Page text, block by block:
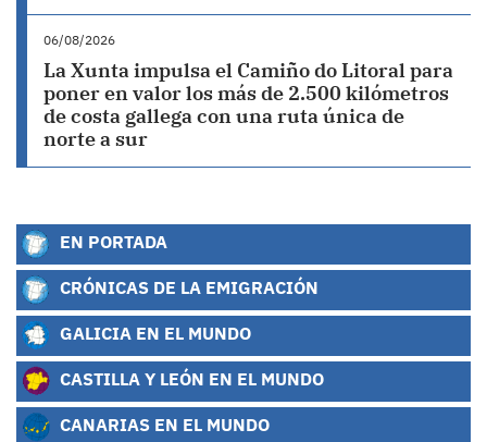
06/08/2026
La Xunta impulsa el Camiño do Litoral para
poner en valor los más de 2.500 kilómetros
de costa gallega con una ruta única de
norte a sur
EN PORTADA
CRÓNICAS DE LA EMIGRACIÓN
GALICIA EN EL MUNDO
CASTILLA Y LEÓN EN EL MUNDO
CANARIAS EN EL MUNDO